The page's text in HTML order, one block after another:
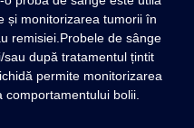
și monitorizarea tumorii în
remisiei.Probele de sânge
după tratamentul țintit
permite monitorizarea
bolii.